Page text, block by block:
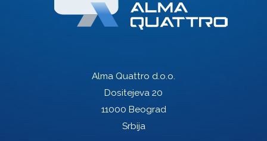
Alma Quattro d.o.o.
Dositejeva 20
11000 Beograd
Srbija